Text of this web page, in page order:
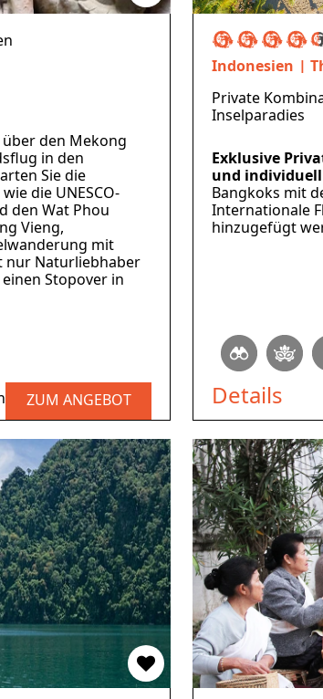
über den Mekong
in den
Sie die
die UNESCO-
den Wat Phou
Vieng,
mit
nur Naturliebhaber
Stopover in
ZUM ANGEBOT
Indonesien
Private
Inselparadies
Exklusive
und
Bangkoks mit
Internationale
hinzugefügt
Details